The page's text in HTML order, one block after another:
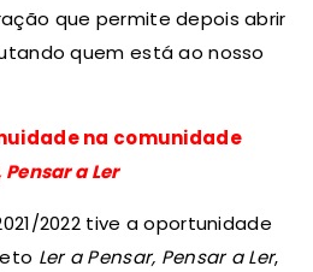
que permite depois abrir
quem está ao nosso
na comunidade
Pensar a Ler
2022 tive a oportunidade
Ler a Pensar, Pensar a Ler,